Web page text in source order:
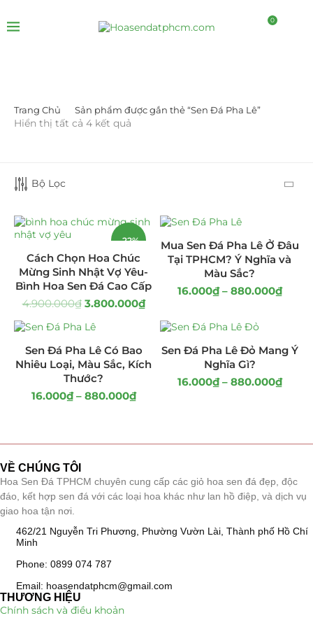
0
LỌC BỞI GIÁ
LỌC
DANH MỤC SẢN PHẨM
Giá Sỉ Đại Lý
Cây Sen Đá Giá Sỉ
Chậu Sen Đá Mini
Lan Hồ Điệp Truyền Thống
Lũa Hồ Điệp Sen Đá (91)
Tiểu Cảnh Lan Sen Đá
Hoa Tặng 14/2
Hoa Tặng 20/10
Trang Chủ Sản phẩm được gắn thẻ “Sen Đá Pha Lê”
Hiển thị tất cả 4 kết quả
Bộ Lọc
-22%
Cách Chọn Hoa Chúc
Mừng Sinh Nhật Vợ Yêu-
Bình Hoa Sen Đá Cao Cấp
4.900.000₫ 3.800.000₫
Mua Sen Đá Pha Lê Ở Đâu
Tại TPHCM? Ý Nghĩa và
Màu Sắc?
16.000₫ – 880.000₫
Sen Đá Pha Lê Có Bao
Nhiêu Loại, Màu Sắc, Kích
Thước?
16.000₫ – 880.000₫
Sen Đá Pha Lê Đỏ Mang Ý
Nghĩa Gì?
16.000₫ – 880.000₫
VỀ CHÚNG TÔI
Hoa Sen Đá TPHCM chuyên cung cấp các giỏ hoa sen đá đẹp, độc
đáo, kết hợp sen đá với các loại hoa khác như lan hồ điệp, và dịch vụ
giao hoa tận nơi.
462/21 Nguyễn Tri Phương, Phường Vườn Lài, Thành phố Hồ Chí
Minh
Phone: 0899 074 787
Email: hoasendatphcm@gmail.com
THƯƠNG HIỆU
Chính sách và điều khoản